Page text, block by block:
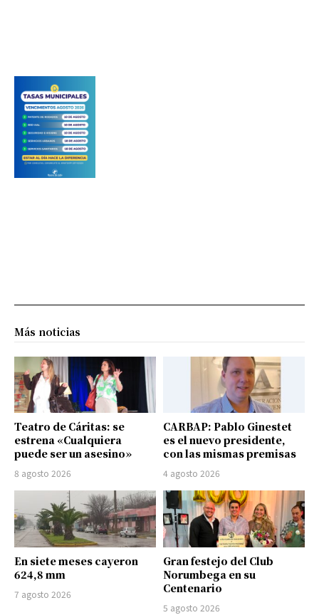
Más noticias
Teatro de Cáritas: se
estrena «Cualquiera
puede ser un asesino»
8 agosto 2026
CARBAP: Pablo Ginestet
es el nuevo presidente,
con las mismas premisas
4 agosto 2026
En siete meses cayeron
624,8 mm
7 agosto 2026
Gran festejo del Club
Norumbega en su
Centenario
5 agosto 2026